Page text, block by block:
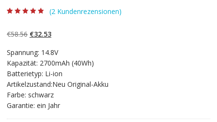
basierend auf
Kundenbewert
(2 Kundenrezensionen)
€58.56 Ursprünglicher
war:
€58.56
€32.53Aktueller
ist:
€32.53.
Spannung: 14.8V
Kapazität: 2700mAh (40Wh)
Batterietyp: Li-ion
Artikelzustand:Neu Original-Akku
Farbe: schwarz
Garantie: ein Jahr